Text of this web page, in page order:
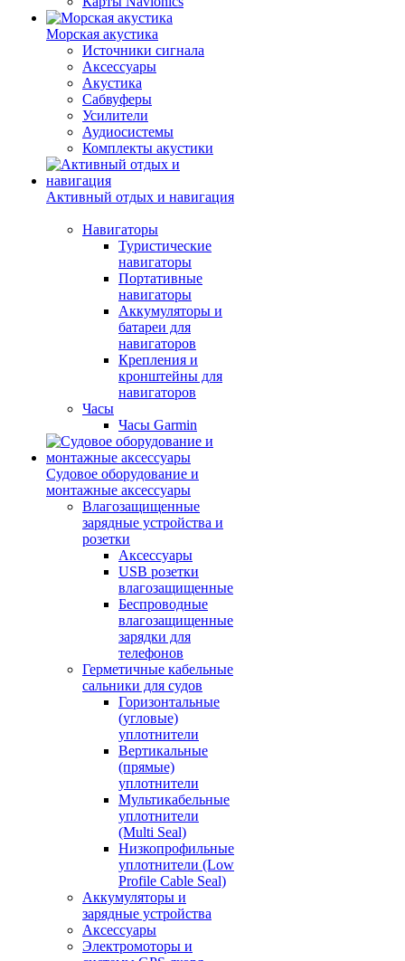
Морская акустика
Источники сигнала
Аксессуары
Акустика
Сабвуферы
Усилители
Аудиосистемы
Комплекты акустики
Активный отдых и навигация
Навигаторы
Туристические
навигаторы
Портативные
навигаторы
Аккумуляторы и
батареи для
навигаторов
Крепления и
кронштейны для
навигаторов
Часы
Часы Garmin
Судовое оборудование и
монтажные аксессуары
Влагозащищенные
зарядные устройства и
розетки
Аксессуары
USB розетки
влагозащищенные
Беспроводные
влагозащищенные
зарядки для
телефонов
Герметичные кабельные
сальники для судов
Горизонтальные
(угловые)
уплотнители
Вертикальные
(прямые)
уплотнители
Мультикабельные
уплотнители
(Multi Seal)
Низкопрофильные
уплотнители (Low
Profile Cable Seal)
Аккумуляторы и
зарядные устройства
Аксессуары
Электромоторы и